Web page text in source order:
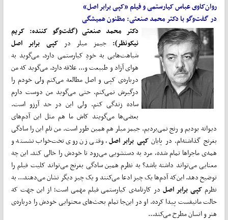
روان‌کاوی عباس کیارستمی و فیلم «کپی برابر اصل»
در گفت‌وگو با دکتر محمد صنعتی: مظنون همیشگی
دکتر محمد صنعتی (گفت‌و‌گو کننده: کریم
نیکونظر):جیمز میلر در
کپی برابر اصل
شباهت‌هایی به خودِ کیارستمی دارد. می‌گوید به
هوای آزاد و طبیعت و... علاقه دارد. می‌گوید که من
درباره‌ی کپی و اصل مطالعه می‌کنم ولی خودم را
درگیرش نمی‌کنم. حتی می‌گوید من دوست دارم
ساده زندگی کنم. ولی این در حد آرزو است.
بعضی‌ها می‌گویند کاش ما هم مثل این آدم‌های
دیوانه بودیم و رنج نمی‌بردیم. جیمز میلر هم همین‌ طور است. من نام این را سادگی
بغرنج گذاشته‌ام. در پایان کپی برابر اصل، وقتی زن روی تخت‌خواب نشسته و
همه‌ی ماجراها تمام شده، مرد به دستشویی می‌رود تا خودش را خالی کند. این چه
معنایی می‌تواند داشته باشد؟ به نظرم همین سادگی بغرنج می‌تواند کلیت فیلم را
توضیح دهد. این‌که آدم‌ها یک چیز ادعا می‌کنند و یک‌ چیز دیگر نشان می‌دهند... به
نظرمکپی برابر اصلدر کارنامه‌ی کیارستمی فیلم مهمی است؛ از این جهت که
حالت مانیفست پیدا کرده. او در این‌جا تمام بحث‌های محتوایی خودش را درباره‌ی
هنر و انسان مطرح می‌کند...